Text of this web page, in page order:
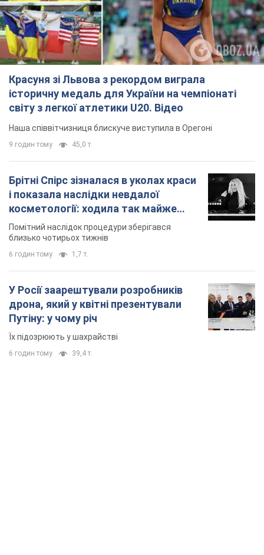
Красуня зі Львова з рекордом виграла
історичну медаль для України на чемпіонаті
світу з легкої атлетики U20. Відео
Наша співвітчизниця блискуче виступила в Орегоні
9 годин тому 45,0 т.
Брітні Спірс зізналася в уколах краси
і показала наслідки невдалої
косметології: ходила так майже
місяць
Помітний наслідок процедури зберігався
близько чотирьох тижнів
6 годин тому 1,7 т.
У Росії заарештували розробників
дрона, який у квітні презентували
Путіну: у чому річ
Їх підозрюють у шахрайстві
6 годин тому 39,4 т.